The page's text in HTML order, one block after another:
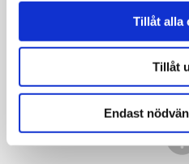
Tillåt alla
Tillåt
Endast
men det kan vara bra att även
innan du tar
FÖRDELAR